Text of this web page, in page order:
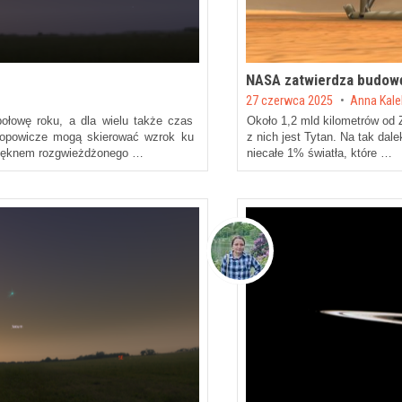
roku, a dla wielu także czas
mogą skierować wzrok ku
rozgwieżdżonego …
NASA zatwierdza
Posted on
27 czerwca 2025 by Anna
Około 1,2 mld kilometrów
z nich jest Tytan. Na tak
niecałe 1% światła, które …